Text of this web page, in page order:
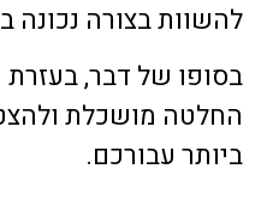
להשוות בצורה נכונה
בסופו של דבר,
החלטה מושכלת
ביותר עבורכם.